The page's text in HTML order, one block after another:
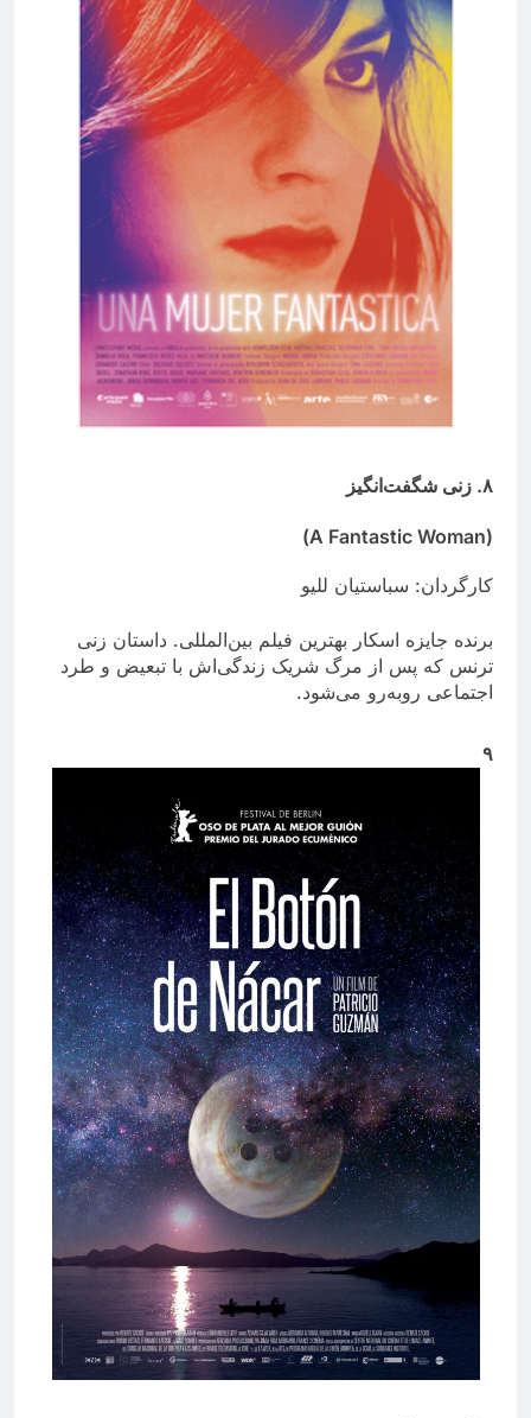
۸. زنی شگفت‌انگیز
(A Fantastic Woman)
کارگردان: سباستیان للیو
برنده جایزه اسکار بهترین فیلم بین‌المللی. داستان زنی
ترنس که پس از مرگ شریک زندگی‌اش با تبعیض و طرد
اجتماعی روبه‌رو می‌شود.
۹